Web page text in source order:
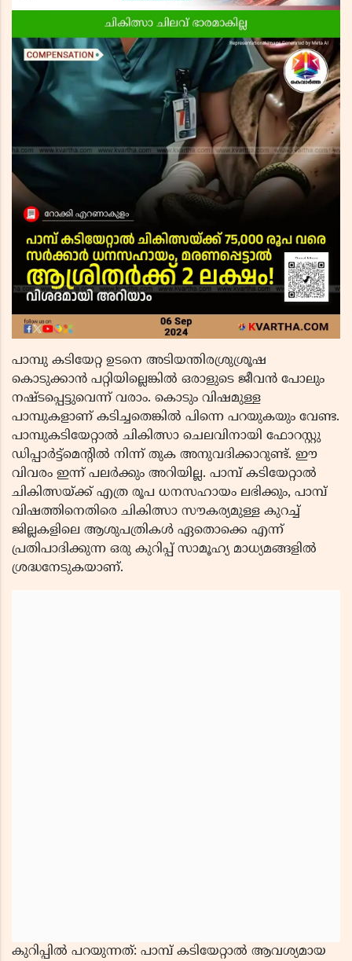
പാമ്പു കടിയേറ്റ ഉടനെ അടിയന്തിരശ്രുശ്രൂഷ
കൊടുക്കാൻ പറ്റിയില്ലെങ്കിൽ ഒരാളുടെ ജീവൻ പോലും
നഷ്ടപ്പെട്ടുവെന്ന് വരാം. കൊടും വിഷമുള്ള
പാമ്പുകളാണ് കടിച്ചതെങ്കിൽ പിന്നെ പറയുകയും വേണ്ട.
പാമ്പുകടിയേറ്റാൽ ചികിത്സാ ചെലവിനായി ഫോറസ്റ്റു
ഡിപ്പാർട്ട്മെൻ്റിൽ നിന്ന് തുക അനുവദിക്കാറുണ്ട്. ഈ
വിവരം ഇന്ന് പലർക്കും അറിയില്ല. പാമ്പ് കടിയേറ്റാല്‍
ചികിത്സയ്ക്ക് എത്ര രൂപ ധനസഹായം ലഭിക്കും, പാമ്പ്
വിഷത്തിനെതിരെ ചികിത്സാ സൗകര്യമുള്ള കുറച്ച്
ജില്ലകളിലെ ആശുപത്രികൾ ഏതൊക്കെ എന്ന്
പ്രതിപാദിക്കുന്ന ഒരു കുറിപ്പ് സാമൂഹ്യ മാധ്യമങ്ങളിൽ
ശ്രദ്ധനേടുകയാണ്.
കുറിപ്പിൽ പറയുന്നത്: പാമ്പ് കടിയേറ്റാല്‍ ആവശ്യമായ